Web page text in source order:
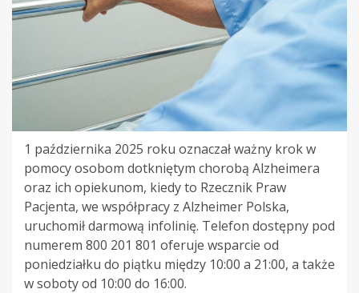
1 października 2025 roku oznaczał ważny krok w
pomocy osobom dotkniętym chorobą Alzheimera
oraz ich opiekunom, kiedy to Rzecznik Praw
Pacjenta, we współpracy z Alzheimer Polska,
uruchomił darmową infolinię. Telefon dostępny pod
numerem 800 201 801 oferuje wsparcie od
poniedziałku do piątku między 10:00 a 21:00, a także
w soboty od 10:00 do 16:00.